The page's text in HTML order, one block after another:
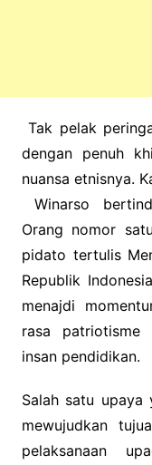
Tak pelak
dengan penuh
nuansa etnisnya.
Winarso
Orang nomor
pidato tertulis
Republik
menajdi
rasa patriotisme
insan pendidikan.
Salah satu upaya
mewujudkan
pelaksanaan